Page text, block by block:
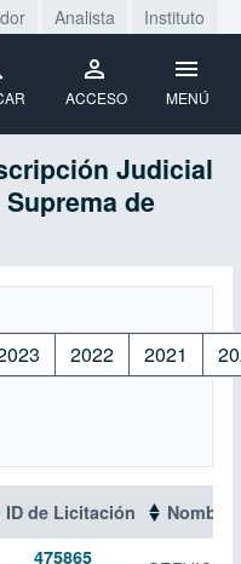
Analista Instituto
ACCESO MENÚ
Judicial
de
2022 2021
ID de Licitación Nombre
475865